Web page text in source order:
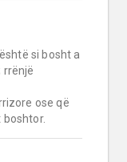
rrënjë
ose që